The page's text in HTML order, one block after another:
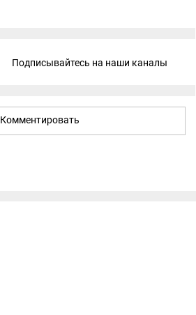
Подписывайтесь на наши каналы
Комментировать